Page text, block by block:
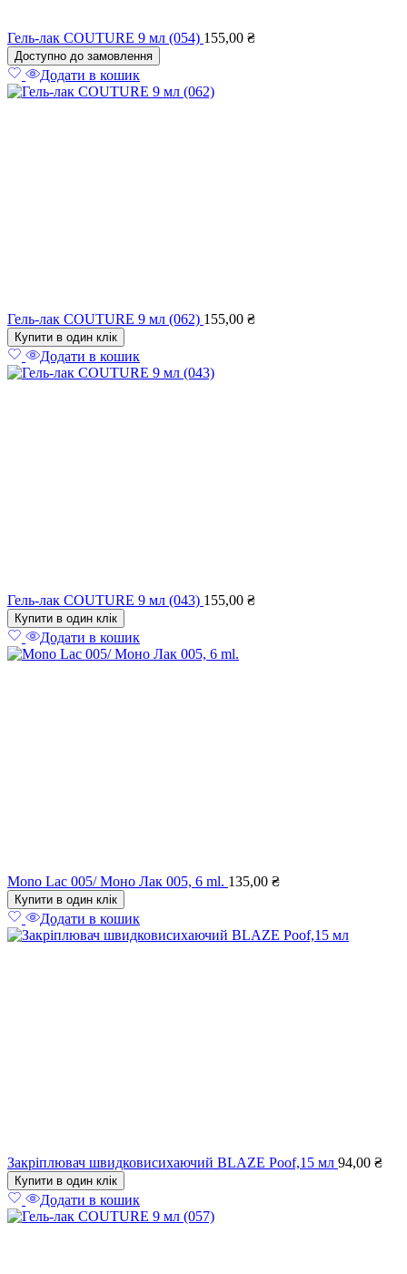
Гель-лак COUTURE 9 мл (054) 155,00 ₴
Доступно до замовлення
Додати в кошик
Гель-лак COUTURE 9 мл (062) 155,00 ₴
Купити в один клік
Додати в кошик
Гель-лак COUTURE 9 мл (043) 155,00 ₴
Купити в один клік
Додати в кошик
Mono Lac 005/ Моно Лак 005, 6 ml. 135,00 ₴
Купити в один клік
Додати в кошик
Закріплювач швидковисихаючий BLAZE Poof,15 мл 94,00 ₴
Купити в один клік
Додати в кошик